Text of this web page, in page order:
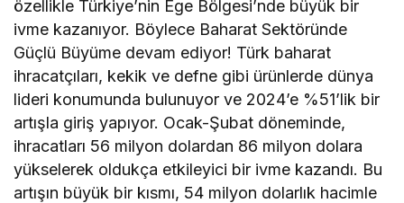
özellikle Türkiye’nin Ege Bölgesi’nde büyük bir
ivme kazanıyor. Böylece Baharat Sektöründe
Güçlü Büyüme devam ediyor! Türk baharat
ihracatçıları, kekik ve defne gibi ürünlerde dünya
lideri konumunda bulunuyor ve 2024’e %51’lik bir
artışla giriş yapıyor. Ocak-Şubat döneminde,
ihracatları 56 milyon dolardan 86 milyon dolara
yükselerek oldukça etkileyici bir ivme kazandı. Bu
artışın büyük bir kısmı, 54 milyon dolarlık hacimle